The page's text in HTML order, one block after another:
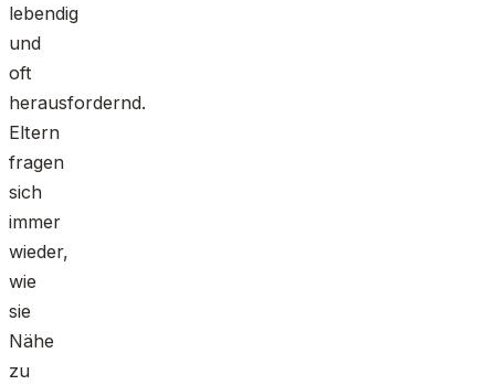
lebendig
und
oft
herausfordernd.
Eltern
fragen
sich
immer
wieder,
wie
sie
Nähe
zu